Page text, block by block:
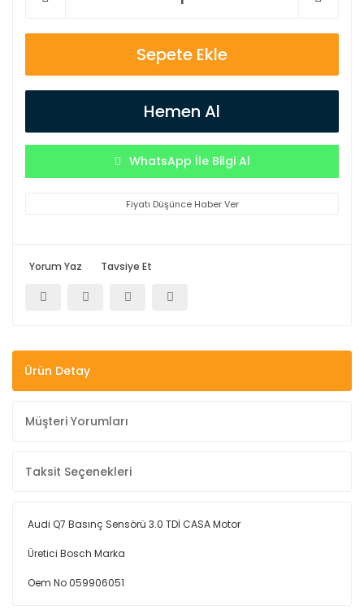
Sepete Ekle
Hemen Al
WhatsApp İle Bilgi Al
Fiyatı Düşünce Haber Ver
Yorum Yaz Tavsiye Et
Ürün Detay
Müşteri Yorumları
Taksit Seçenekleri
Audi Q7 Basınç Sensörü 3.0 TDİ CASA Motor
Üretici Bosch Marka
Oem No 059906051